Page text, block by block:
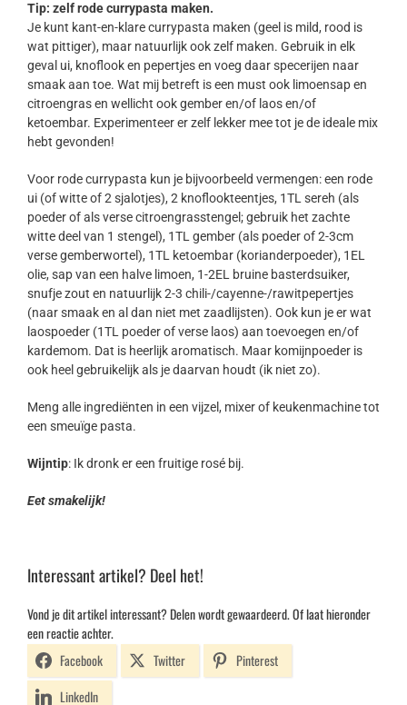
Tip: zelf rode currypasta maken.
Je kunt kant-en-klare currypasta maken (geel is mild, rood is
wat pittiger), maar natuurlijk ook zelf maken. Gebruik in elk
geval ui, knoflook en pepertjes en voeg daar specerijen naar
smaak aan toe. Wat mij betreft is een must ook limoensap en
citroengras en wellicht ook gember en/of laos en/of
ketoembar. Experimenteer er zelf lekker mee tot je de ideale mix
hebt gevonden!
Voor rode currypasta kun je bijvoorbeeld vermengen: een rode
ui (of witte of 2 sjalotjes), 2 knoflookteentjes, 1TL sereh (als
poeder of als verse citroengrasstengel; gebruik het zachte
witte deel van 1 stengel), 1TL gember (als poeder of 2-3cm
verse gemberwortel), 1TL ketoembar (korianderpoeder), 1EL
olie, sap van een halve limoen, 1-2EL bruine basterdsuiker,
snufje zout en natuurlijk 2-3 chili-/cayenne-/rawitpepertjes
(naar smaak en al dan niet met zaadlijsten). Ook kun je er wat
laospoeder (1TL poeder of verse laos) aan toevoegen en/of
kardemom. Dat is heerlijk aromatisch. Maar komijnpoeder is
ook heel gebruikelijk als je daarvan houdt (ik niet zo).
Meng alle ingrediënten in een vijzel, mixer of keukenmachine tot
een smeuïge pasta.
Wijntip: Ik dronk er een fruitige rosé bij.
Eet smakelijk!
Interessant artikel? Deel het!
Vond je dit artikel interessant? Delen wordt gewaardeerd. Of laat hieronder
een reactie achter.
Facebook
Twitter
Pinterest
LinkedIn